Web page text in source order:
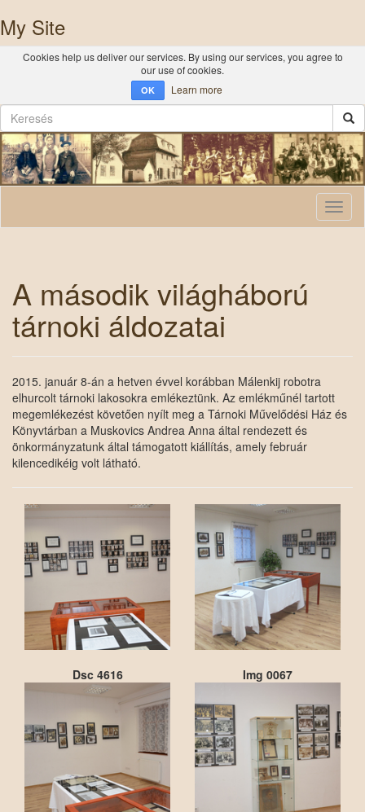
My Site
Cookies help us deliver our services. By using our services, you agree to
our use of cookies.
OK Learn more
A második világháború
tárnoki áldozatai
2015. január 8-án a hetven évvel korábban Málenkij robotra
elhurcolt tárnoki lakosokra emlékeztünk. Az emlékműnél tartott
megemlékezést követően nyílt meg a Tárnoki Művelődési Ház és
Könyvtárban a Muskovics Andrea Anna által rendezett és
önkormányzatunk által támogatott kiállítás, amely február
kilencedikéig volt látható.
Dsc 4616 Img 0067